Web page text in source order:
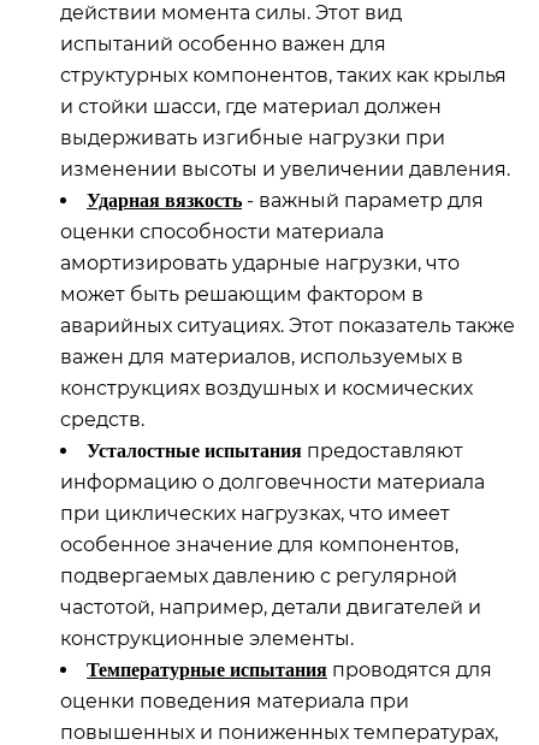
действии момента силы. Этот вид
испытаний особенно важен для
структурных компонентов, таких как крылья
и стойки шасси, где материал должен
выдерживать изгибные нагрузки при
изменении высоты и увеличении давления.
Ударная вязкость - важный параметр для
оценки способности материала
амортизировать ударные нагрузки, что
может быть решающим фактором в
аварийных ситуациях. Этот показатель также
важен для материалов, используемых в
конструкциях воздушных и космических
средств.
Усталостные испытания предоставляют
информацию о долговечности материала
при циклических нагрузках, что имеет
особенное значение для компонентов,
подвергаемых давлению с регулярной
частотой, например, детали двигателей и
конструкционные элементы.
Температурные испытания проводятся для
оценки поведения материала при
повышенных и пониженных температурах,